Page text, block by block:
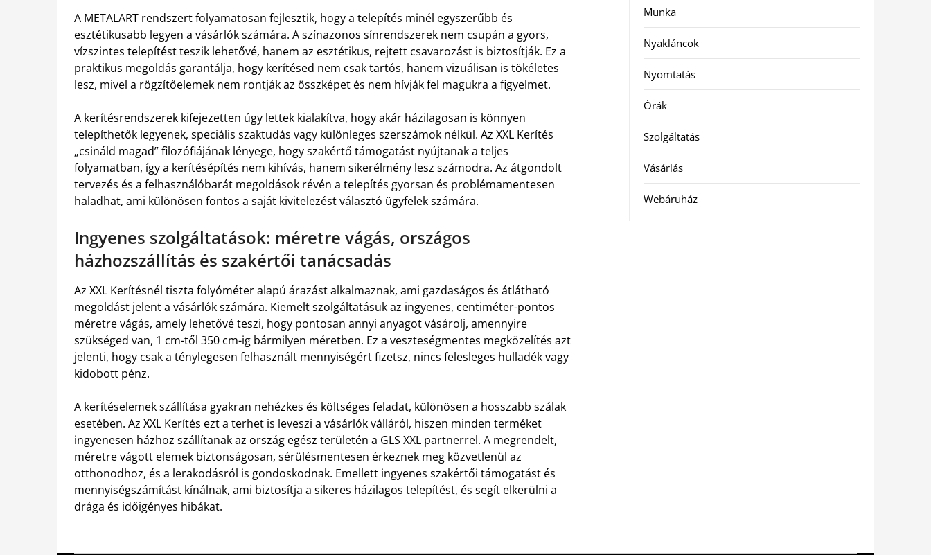
A METALART rendszert folyamatosan fejlesztik, hogy a telepítés minél egyszerűbb és
esztétikusabb legyen a vásárlók számára. A színazonos sínrendszerek nem csupán a gyors,
vízszintes telepítést teszik lehetővé, hanem az esztétikus, rejtett csavarozást is biztosítják. Ez a
praktikus megoldás garantálja, hogy kerítésed nem csak tartós, hanem vizuálisan is tökéletes
lesz, mivel a rögzítőelemek nem rontják az összképet és nem hívják fel magukra a figyelmet.
A kerítésrendszerek kifejezetten úgy lettek kialakítva, hogy akár házilagosan is könnyen
telepíthetők legyenek, speciális szaktudás vagy különleges szerszámok nélkül. Az XXL Kerítés
„csináld magad” filozófiájának lényege, hogy szakértő támogatást nyújtanak a teljes
folyamatban, így a kerítésépítés nem kihívás, hanem sikerélmény lesz számodra. Az átgondolt
tervezés és a felhasználóbarát megoldások révén a telepítés gyorsan és problémamentesen
haladhat, ami különösen fontos a saját kivitelezést választó ügyfelek számára.
Ingyenes szolgáltatások: méretre vágás, országos
házhozszállítás és szakértői tanácsadás
Az XXL Kerítésnél tiszta folyóméter alapú árazást alkalmaznak, ami gazdaságos és átlátható
megoldást jelent a vásárlók számára. Kiemelt szolgáltatásuk az ingyenes, centiméter-pontos
méretre vágás, amely lehetővé teszi, hogy pontosan annyi anyagot vásárolj, amennyire
szükséged van, 1 cm-től 350 cm-ig bármilyen méretben. Ez a veszteségmentes megközelítés azt
jelenti, hogy csak a ténylegesen felhasznált mennyiségért fizetsz, nincs felesleges hulladék vagy
kidobott pénz.
A kerítéselemek szállítása gyakran nehézkes és költséges feladat, különösen a hosszabb szálak
esetében. Az XXL Kerítés ezt a terhet is leveszi a vásárlók válláról, hiszen minden terméket
ingyenesen házhoz szállítanak az ország egész területén a GLS XXL partnerrel. A megrendelt,
méretre vágott elemek biztonságosan, sérülésmentesen érkeznek meg közvetlenül az
otthonodhoz, és a lerakodásról is gondoskodnak. Emellett ingyenes szakértői támogatást és
mennyiségszámítást kínálnak, ami biztosítja a sikeres házilagos telepítést, és segít elkerülni a
drága és időigényes hibákat.
Munka
Nyakláncok
Nyomtatás
Órák
Szolgáltatás
Vásárlás
Webáruház